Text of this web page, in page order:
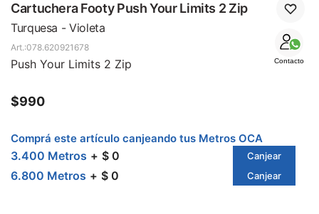
Cartuchera Footy Push Your Limits 2 Zip
Turquesa - Violeta
Contacto
078.620921678
Push Your Limits 2 Zip
$990
Comprá este artículo canjeando tus Metros OCA
3.400 Metros $ 0 Canjear
6.800 Metros $ 0 Canjear